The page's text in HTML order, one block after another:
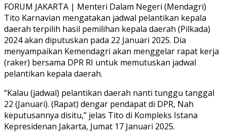
FORUM JAKARTA | Menteri Dalam Negeri (Mendagri)
Tito Karnavian mengatakan jadwal pelantikan kepala
daerah terpilih hasil pemilihan kepala daerah (Pilkada)
2024 akan diputuskan pada 22 Januari 2025. Dia
menyampaikan Kemendagri akan menggelar rapat kerja
(raker) bersama DPR RI untuk memutuskan jadwal
pelantikan kepala daerah.
“Kalau (jadwal) pelantikan daerah nanti tunggu tanggal
22 (Januari). (Rapat) dengar pendapat di DPR, Nah
keputusannya disitu,” jelas Tito di Kompleks Istana
Kepresidenan Jakarta, Jumat 17 Januari 2025.